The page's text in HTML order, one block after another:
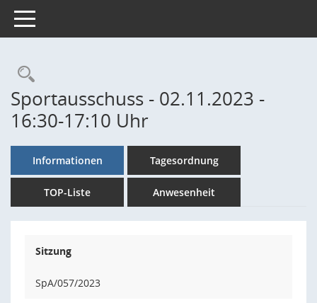
Toggle navigation
Rechercheauswahl
Sportausschuss - 02.11.2023 -
16:30-17:10 Uhr
Informationen Tagesordnung
TOP-Liste Anwesenheit
Sitzung
SpA/057/2023